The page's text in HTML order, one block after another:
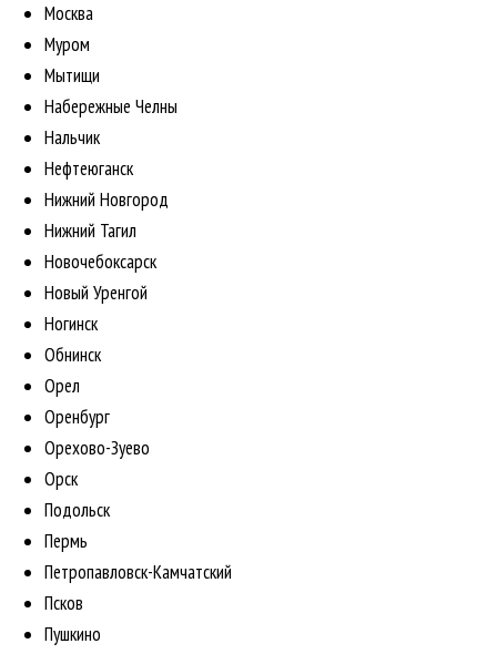
Москва
Муром
Мытищи
Набережные Челны
Нальчик
Нефтеюганск
Нижний Новгород
Нижний Тагил
Новочебоксарск
Новый Уренгой
Ногинск
Обнинск
Орел
Оренбург
Орехово-Зуево
Орск
Подольск
Пермь
Петропавловск-Камчатский
Псков
Пушкино